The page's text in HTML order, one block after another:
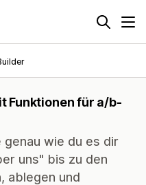
Funktionen für a/b-
genau wie du es dir
uns" bis zu den
ablegen und